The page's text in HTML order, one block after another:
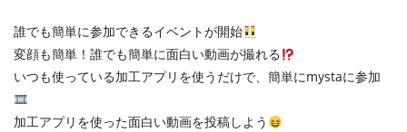
誰でも簡単に参加できるイベントが開始
変顔も簡単！誰でも簡単に面白い動画が撮れる
いつも使っている加工アプリを使うだけで、簡単にmystaに参加
加工アプリを使った面白い動画を投稿しよう